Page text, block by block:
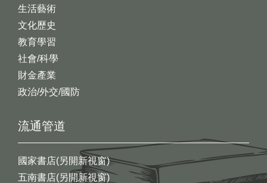
生活藝術
文化歷史
教育學習
社會/科學
財金產業
政治/外交/國防
流通管道
國家書店(另開新視窗)
五南書店(另開新視窗)